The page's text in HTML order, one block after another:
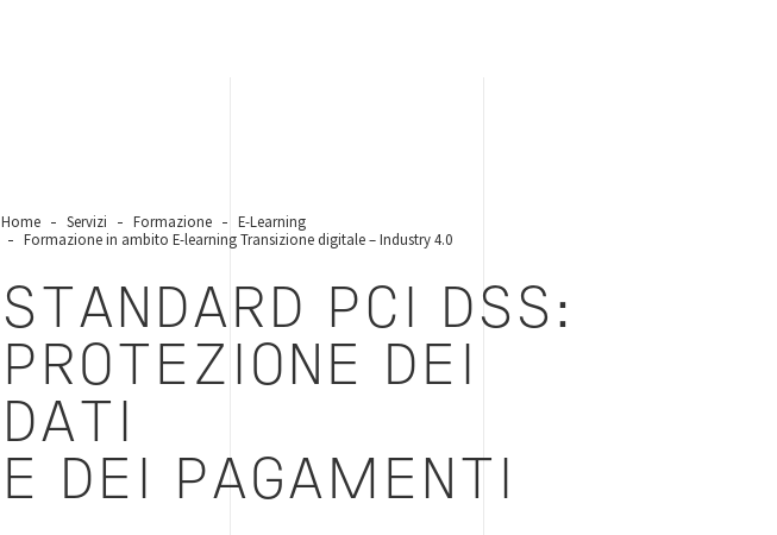
Home Servizi Formazione
E-Learning
Formazione in ambito E-learning Transizione digitale – Industry 4.0
STANDARD PCI DSS:
PROTEZIONE DEI
DATI
E DEI PAGAMENTI